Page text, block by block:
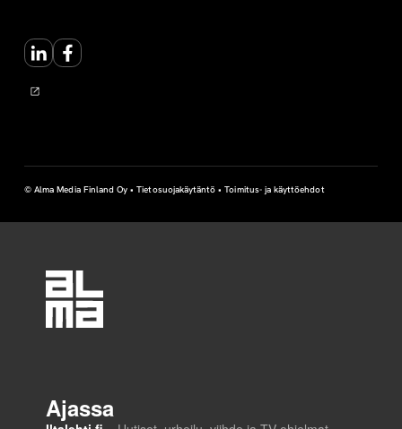
LinkedInFacebook
© Alma Media Finland Oy •Tietosuojakäytäntö •Toimitus- ja käyttöehdot